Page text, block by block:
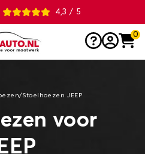
4,3 / 5
0
/ Stoelhoezen JEEP
voor